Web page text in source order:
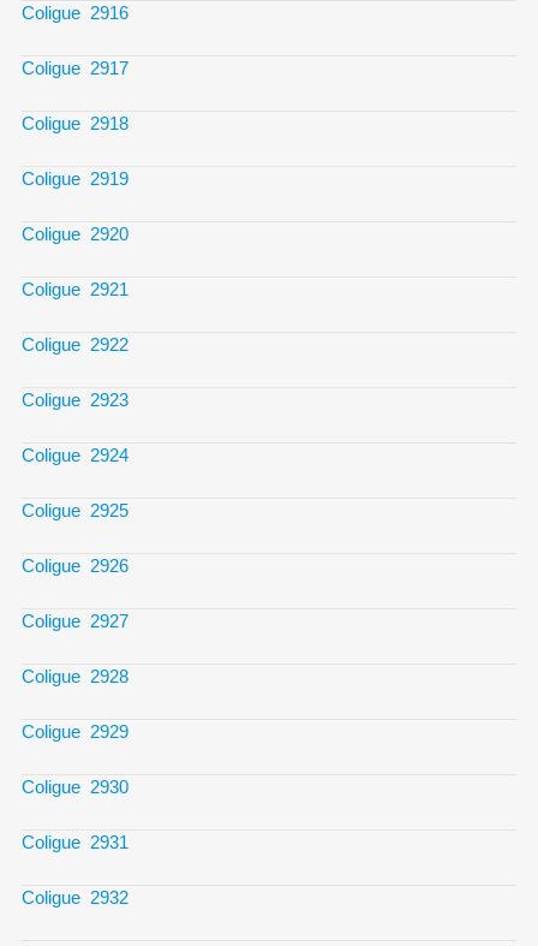
Coligue 2916
Coligue 2917
Coligue 2918
Coligue 2919
Coligue 2920
Coligue 2921
Coligue 2922
Coligue 2923
Coligue 2924
Coligue 2925
Coligue 2926
Coligue 2927
Coligue 2928
Coligue 2929
Coligue 2930
Coligue 2931
Coligue 2932